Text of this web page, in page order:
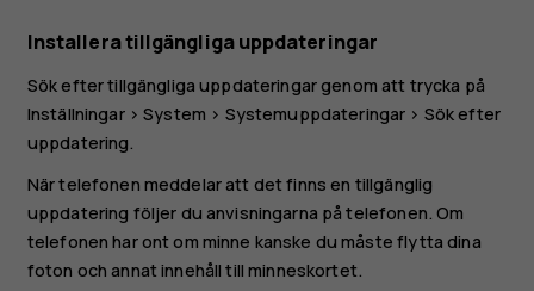
Installera tillgängliga uppdateringar
Sök efter tillgängliga uppdateringar genom att trycka på
Inställningar>System > Systemuppdateringar > Sök efter
uppdatering.
När telefonen meddelar att det finns en tillgänglig
uppdatering följer du anvisningarna på telefonen. Om
telefonen har ont om minne kanske du måste flytta dina
foton och annat innehåll till minneskortet.